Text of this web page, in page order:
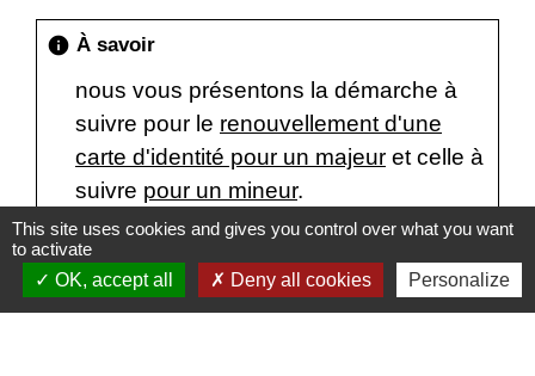
info À savoir
nous vous présentons la démarche à
suivre pour le renouvellement d'une
carte d'identité pour un majeur et celle à
suivre pour un mineur.
This site uses cookies and gives you control over what you want
to activate
OK, accept all
Deny all cookies Personalize